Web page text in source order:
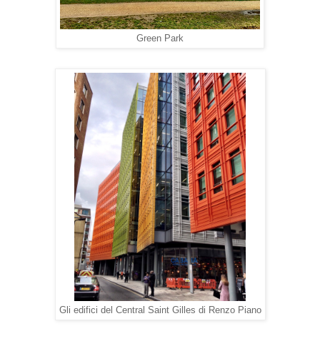
Green Park
Gli edifici del Central Saint Gilles di Renzo Piano